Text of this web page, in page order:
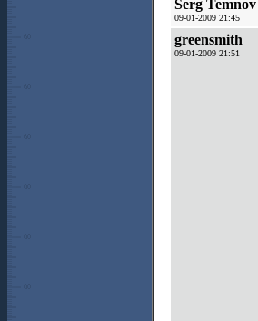
Serg Temnov
09-01-2009 21:45
greensmith
09-01-2009 21:51